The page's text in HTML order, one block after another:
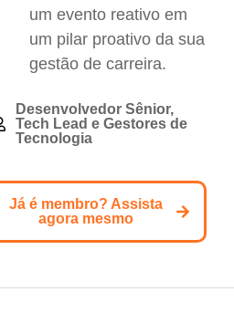
um evento reativo em
um pilar proativo da sua
gestão de carreira.
Desenvolvedor Sênior,
Tech Lead e Gestores de
Tecnologia
Já é membro? Assista
agora mesmo